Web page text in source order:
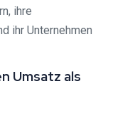
ihre
ihr Unternehmen
Umsatz als